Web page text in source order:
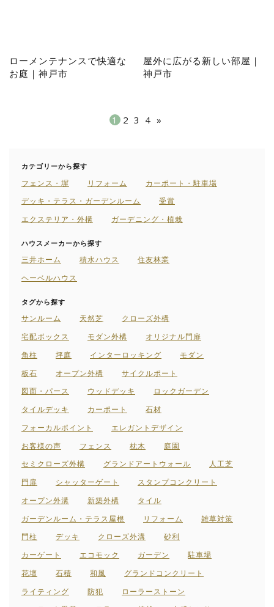
ローメンテナンスで快適な
お庭｜神戸市
屋外に広がる新しい部屋｜
神戸市
1 2 3 4 »
カテゴリーから探す
フェンス・塀 リフォーム カーポート・駐車場
デッキ・テラス・ガーデンルーム 受賞
エクステリア・外構 ガーデニング・植栽
ハウスメーカーから探す
三井ホーム 積水ハウス 住友林業
ヘーベルハウス
タグから探す
サンルーム 天然芝 クローズ外構
宅配ボックス モダン外構 オリジナル門扉
角柱 坪庭 インターロッキング モダン
板石 オープン外構 サイクルポート
図面・パース ウッドデッキ ロックガーデン
タイルデッキ カーポート 石材
フォーカルポイント エレガントデザイン
お客様の声 フェンス 枕木 庭園
セミクローズ外構 グランドアートウォール 人工芝
門扉 シャッターゲート スタンプコンクリート
オープン外溝 新築外構 タイル
ガーデンルーム・テラス屋根 リフォーム 雑草対策
門柱 デッキ クローズ外溝 砂利
カーゲート エコモック ガーデン 駐車場
花壇 石積 和風 グランドコンクリート
ライティング 防犯 ローラーストーン